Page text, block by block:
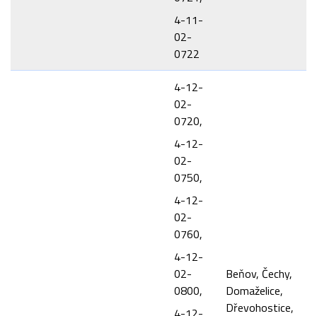
4-11-
02-
0722
4-12-
02-
0720,
4-12-
02-
0750,
4-12-
02-
0760,
4-12-
02-
0800,
Beňov, Čechy,
Domaželice,
Dřevohostice,